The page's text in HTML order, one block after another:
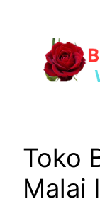
Toko
Malai